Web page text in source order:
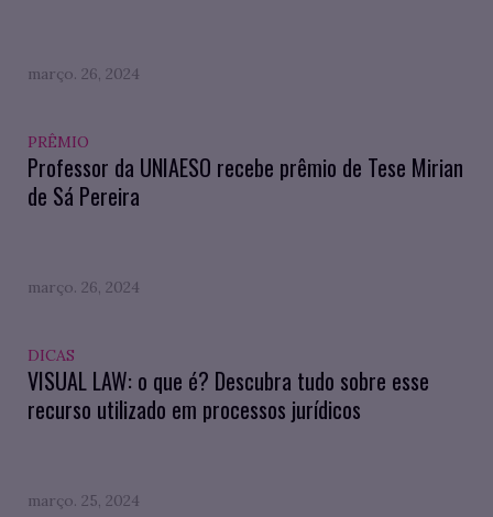
março. 26, 2024
PRÊMIO
Professor da UNIAESO recebe prêmio de Tese Mirian
de Sá Pereira
março. 26, 2024
DICAS
VISUAL LAW: o que é? Descubra tudo sobre esse
recurso utilizado em processos jurídicos
março. 25, 2024